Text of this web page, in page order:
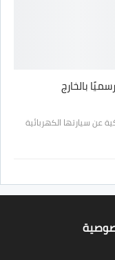
عن سيارتها الكهربائية